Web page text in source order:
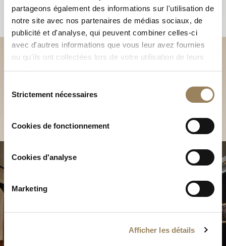
partageons également des informations sur l'utilisation de
notre site avec nos partenaires de médias sociaux, de
publicité et d'analyse, qui peuvent combiner celles-ci
avec d'autres informations que vous leur avez fournies
ou qu'ils ont collectées lors de votre utilisation de leurs
services.
duStrictement nécessaires
Cookies de fonctionnement
Cookies d'analyse
Marketing
Afficher les détails
Découvrez nos collections
en Boutique